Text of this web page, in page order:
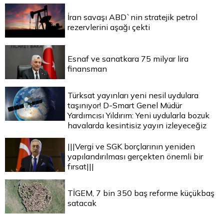
İran savaşı ABD`nin stratejik petrol
rezervlerini aşağı çekti
Esnaf ve sanatkara 75 milyar lira
finansman
Türksat yayınları yeni nesil uydulara
taşınıyor! D-Smart Genel Müdür
Yardımcısı Yıldırım: Yeni uydularla bozuk
havalarda kesintisiz yayın izleyeceğiz
|||Vergi ve SGK borçlarının yeniden
yapılandırılması gerçekten önemli bir
fırsat|||
TİGEM, 7 bin 350 baş reforme küçükbaş
satacak